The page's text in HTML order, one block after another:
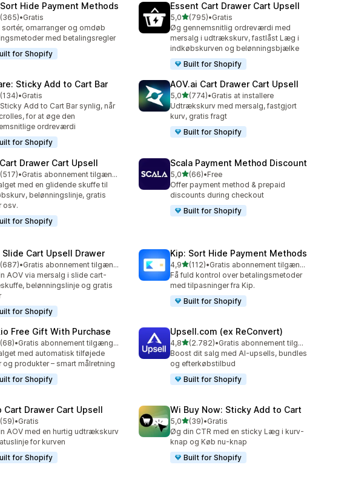
Sort Hide Payment Methods
af 5 stjerner
(365) i alt
•Gratis
sortér, omarranger og omdøb
med betalingsregler
for Shopify
Essent Cart Drawer Cart Upsell
5,0ud af 5 stjerner
(795)
795 anmeldelser i alt
•Gratis
Øg gennemsnitlig ordreværdi med
mersalg i udtrækskurv, fastlåst Læg i
indkøbskurven og belønningsbjælke
Built for Shopify
Sticky Add to Cart Bar
af 5 stjerner
(134) i alt
•Gratis
Add to Cart Bar synlig, når
for at øge den
ordreværdi
for Shopify
AOV.ai Cart Drawer Cart Upsell
5,0ud af 5 stjerner
(774)
774 anmeldelser i alt
•Gratis at installere
Udtrækskurv med mersalg, fastgjort
kurv, gratis fragt
Built for Shopify
Drawer Cart Upsell
af 5 stjerner
(517) i alt
•
Gratis abonnement tilgængeligt
med en glidende skuffe til
belønningslinje, gratis
osv.
for Shopify
Scala Payment Method Discount
5,0ud af 5 stjerner
(66)
66 anmeldelser i alt
•Free
Offer payment method & prepaid
discounts during checkout
Built for Shopify
Slide Cart Upsell Drawer
af 5 stjerner
(687) i alt
•
Gratis abonnement tilgængeligt
AOV via mersalg i slide cart-
belønningslinje og gratis
for Shopify
Kip: Sort Hide Payment Methods
4,9ud af 5 stjerner
(112)
112 anmeldelser i alt
•
Gratis abonnement tilgængeligt
Få fuld kontrol over betalingsmetoder
med tilpasninger fra Kip.
Built for Shopify
Free Gift With Purchase
af 5 stjerner
(68) i alt
•
Gratis abonnement tilgængeligt
med automatisk tilføjede
og produkter – smart målretning
for Shopify
Upsell.com (ex ReConvert)
4,8ud af 5 stjerner
(2.782)
2782 anmeldelser i alt
•
Gratis abonnement tilgængeligt
Boost dit salg med AI-upsells, bundles
og efterkøbstilbud
Built for Shopify
Cart Drawer Cart Upsell
af 5 stjerner
(59) i alt
•Gratis
AOV med en hurtig udtrækskurv
for kurven
for Shopify
Wi Buy Now: Sticky Add to Cart
5,0ud af 5 stjerner
(39)
39 anmeldelser i alt
•Gratis
Øg din CTR med en sticky Læg i kurv-
knap og Køb nu-knap
Built for Shopify